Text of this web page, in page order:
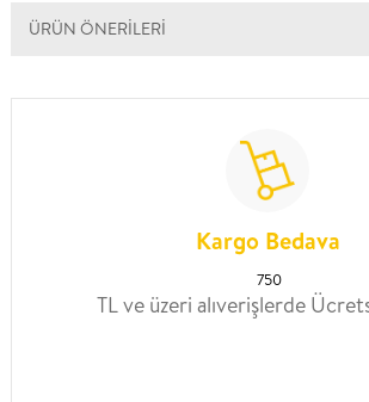
ÜRÜN ÖNERILERI
Kargo Bedava
750
TL ve üzeri alıverişlerde